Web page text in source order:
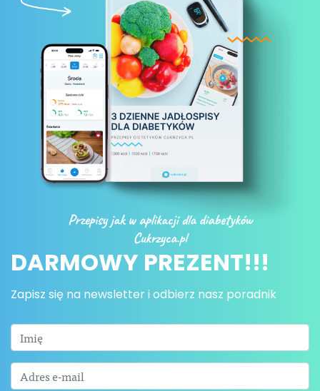
DARMOWY PREZENT!!!
Zapisz się na newsletter i odbierz nasz poradnik